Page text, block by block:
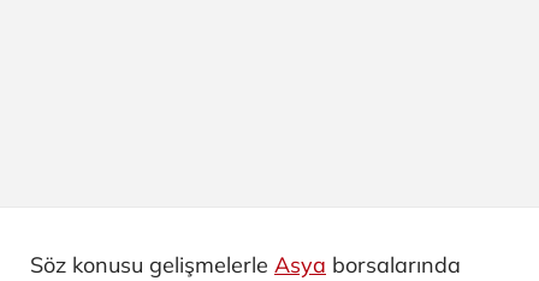
Söz konusu gelişmelerle Asya borsalarında